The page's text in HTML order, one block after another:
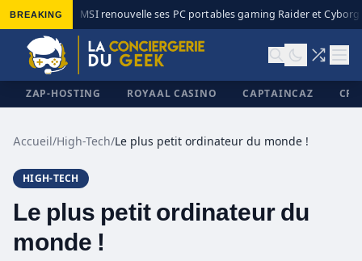
BREAKING MSI renouvelle ses PC portables gaming Raider et Cyborg
ZAP-HOSTING ROYAAL CASINO CAPTAINCAZ
Accueil/High-Tech/Le plus petit ordinateur du monde !
HIGH-TECH
Le plus petit ordinateur du
monde !